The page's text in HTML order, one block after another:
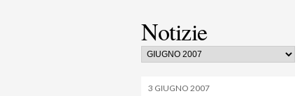
Notizie
3 GIUGNO 2007